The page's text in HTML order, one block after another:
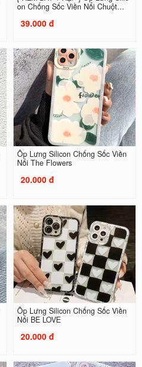
on Chống Sốc Viền Nổi Chuột...
39.000 đ
Ốp Lưng Silicon Chống Sốc Viền
Nổi The Flowers
20.000 đ
Ốp Lưng Silicon Chống Sốc Viền
Nổi BE LOVE
20.000 đ